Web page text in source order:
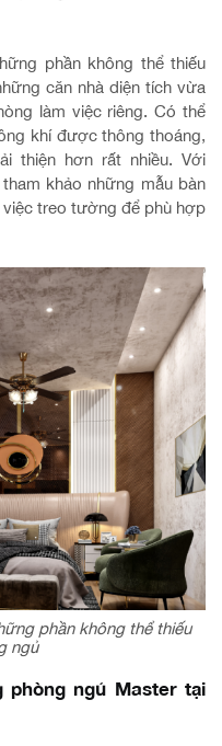
phần không thể thiếu
căn nhà diện tích vừa
làm việc riêng. Có thể
khí được thông thoáng,
thiện hơn rất nhiều. Với
khảo những mẫu bàn
việc treo tường để phù hợp
phần không thể thiếu
ngủ
ngủ Master tại